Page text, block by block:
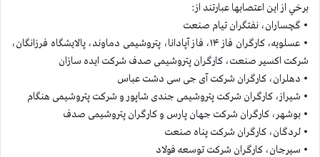
برخي از این اعتصابها عبارتند از:
• گچساران، نفتگران تیام صنعت
• عسلویه، کارگران فاز ۱۴، فاز آپادانا، پتروشیمی دماوند، پالایشگاه فرزانگان،
شرکت اکسیر صنعت، کارگران پتروشیمی صدف شرکت ایده سازان
• دهلران، کارگران شرکت آی جی سی دشت عباس
• شیراز، کارگران شرکت پتروشیمی جندی شاپور و شرکت پتروشیمی هنگام
• بوشهر، کارگران شرکت جهان پارس و کارگران پتروشیمی صدف
• لردگان، کارگران شرکت پناه صنعت
• سیرجان، کارگران شرکت توسعه فولاد